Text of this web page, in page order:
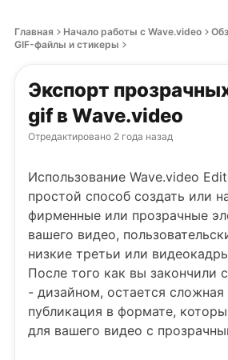
Главная Начало работы с Wave.video
GIF-файлы и стикеры
Экспорт
gif в Wave.video
Отредактировано 2 года назад
Использование Wave.video
простой способ создать или
фирменные или прозрачные
вашего видео,
низкие третьи или
После того как вы закончили
- дизайном, остается сложная
публикация в формате,
для вашего видео с